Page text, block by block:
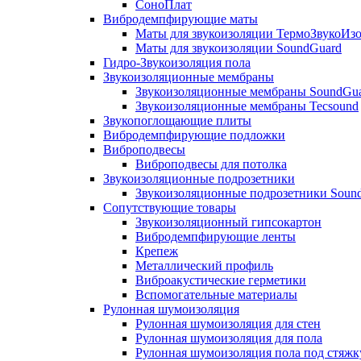
СоноПлат
Вибродемпфирующие маты
Маты для звукоизоляции
Маты для звукоизоляции SoundGuard
Гидро-Звукоизоляция пола
Звукоизоляционные мембраны
Звукоизоляционные мембраны
Звукоизоляционные мембраны Tecsound
Звукопоглощающие плиты
Вибродемпфирующие подложки
Виброподвесы
Виброподвесы для потолка
Звукоизоляционные подрозетники
Звукоизоляционные подрозетники
Сопутствующие товары
Звукоизоляционный гипсокартон
Вибродемпфирующие ленты
Крепеж
Металлический профиль
Виброакустические герметики
Вспомогательные материалы
Рулонная шумоизоляция
Рулонная шумоизоляция для стен
Рулонная шумоизоляция для пола
Рулонная шумоизоляция пола под